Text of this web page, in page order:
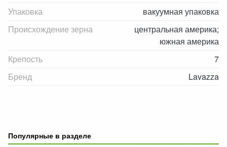
Упаковка
вакуумная упаковка
Происхождение зерна
центральная америка;
южная америка
Крепость
7
Бренд
Lavazza
Популярные в разделе